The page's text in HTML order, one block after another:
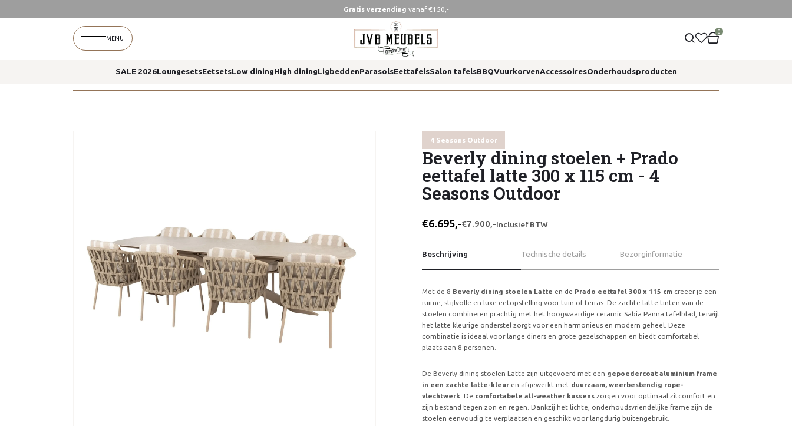
Gratis verzending vanaf €150,-
MENU
0
SALE 2026LoungesetsEetsetsLow diningHigh diningLigbeddenParasolsEettafelsSalon tafelsBBQVuurkorvenAccessoiresOnderhoudsproducten
Beverly dining stoelen prado eettafel latte 300 x 115 cm 4 seasons outdoor
Beverly dining stoelen prado eettafel latte 300 x 115 cm 4 seasons outdoor
4 Seasons Outdoor
Beverly dining stoelen + Prado
eettafel latte 300 x 115 cm - 4
Seasons Outdoor
€6.695,-€7.900,-Inclusief BTW
Beschrijving Technische details Bezorginformatie
Met de 8 Beverly dining stoelen Latte en de Prado eettafel 300 x 115 cm creëer je een
ruime, stijlvolle en luxe eetopstelling voor tuin of terras. De zachte latte tinten van de
stoelen combineren prachtig met het hoogwaardige ceramic Sabia Panna tafelblad, terwijl
het latte kleurige onderstel zorgt voor een harmonieus en modern geheel. Deze
combinatie is ideaal voor lange diners en grote gezelschappen en biedt comfortabel
plaats aan 8 personen.
De Beverly dining stoelen Latte zijn uitgevoerd met een gepoedercoat aluminium frame
in een zachte latte-kleur en afgewerkt met duurzaam, weerbestendig rope-
vlechtwerk . De comfortabele all-weather kussens zorgen voor optimaal zitcomfort en
zijn bestand tegen zon en regen. Dankzij het lichte, onderhoudsvriendelijke frame zijn de
stoelen eenvoudig te verplaatsen en geschikt voor langdurig buitengebruik.